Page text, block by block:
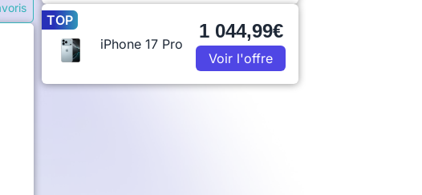
TOP
iPhone 17 Pro
1 044,99€
Voir l'offre